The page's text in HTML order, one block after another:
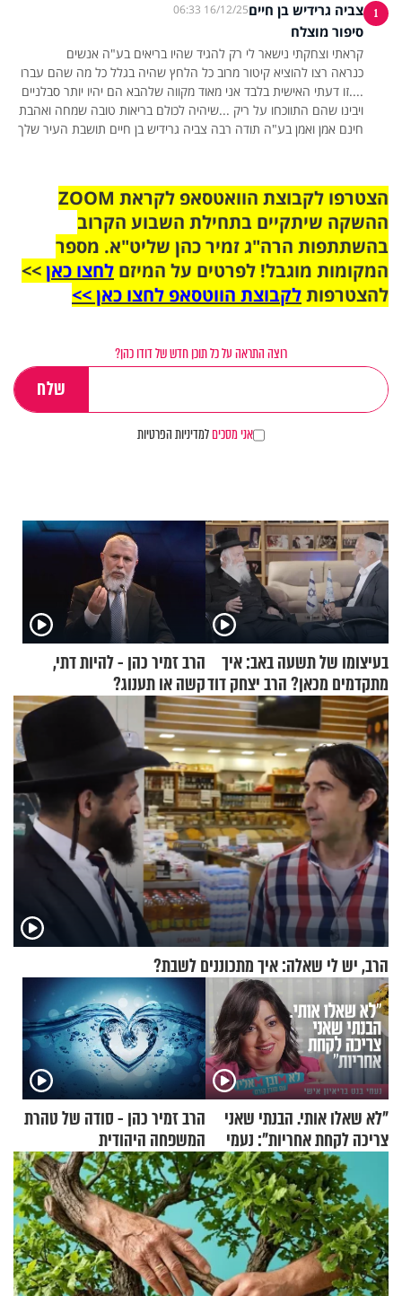
1 צביה גרידיש בן חיים16/12/25 06:33
סיפור מוצלח
כנראה רצו להוציא קיטור מרוב כל הלחץ שהיה בגלל כל מה שהם עברו
....זו דעתי האישית בלבד אני מאוד מקווה שלהבא הם יהיו יותר סבלניים
ויבינו שהם התווכחו על ריק ...שיהיה לכולם בריאות טובה שמחה ואהבת
חינם אמן ואמן בע"ה תודה רבה צביה גרידיש בן חיים תושבת העיר שלך
הצטרפו לקבוצת הוואטסאפ לקראת ZOOM
ההשקה שיתקיים בתחילת השבוע הקרוב
בהשתתפות הרה"ג זמיר כהן שליט"א. מספר
המקומות מוגבל! לפרטים על המיזם לחצו כאן>>
להצטרפותלקבוצת הווטסאפ לחצו כאן >>
רוצה התראה על כל תוכן חדש של דודו כהן?
אני מסכיםלמדיניות הפרטיות
בעיצומו של תשעה באב: איך
מתקדמים מכאן? הרב יצחק דוד
גרוסמן בשיחה מיוחדת
הרב זמיר כהן - להיות דתי,
קשה או תענוג?
הרב, יש לי שאלה: איך מתכוננים לשבת?
"לא שאלו אותי. הבנתי שאני
צריכה לקחת אחריות": נעמי
בנט בריאיון אישי
הרב זמיר כהן - סודה של טהרת
המשפחה היהודית